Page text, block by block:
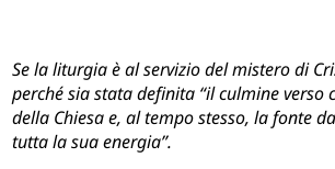
Se la liturgia è al servizio del mistero di
perché sia stata definita “il culmine verso
della Chiesa e, al tempo stesso, la fonte
tutta la sua energia”.